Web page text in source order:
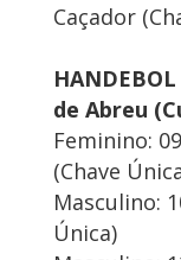
Caçador
de Abreu
Feminino:
(Chave
Masculino:
Única)